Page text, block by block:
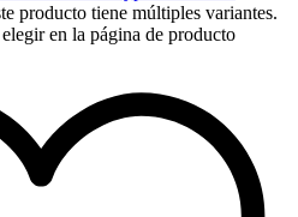
producto tiene múltiples variantes.
en la página de producto